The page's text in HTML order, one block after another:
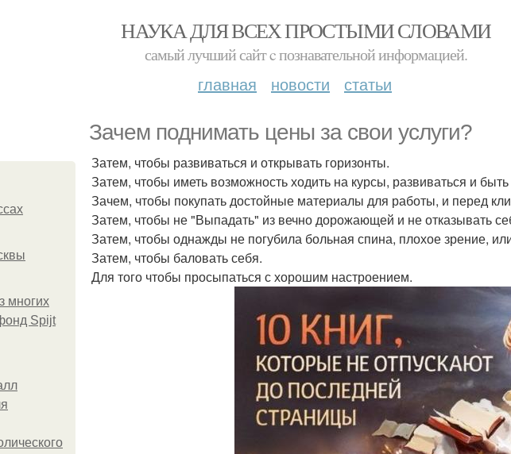
НАУКА ДЛЯ ВСЕХ ПРОСТЫМИ СЛОВАМИ
самый лучший сайт c познавательной информацией.
главная новости статьи
Зачем поднимать цены за свои услуги?
многих
Spijt
Затем, чтобы развиваться и открывать горизонты.
Затем, чтобы иметь возможность ходить на курсы, развиваться и
Зачем, чтобы покупать достойные материалы для работы, и перед
Затем, чтобы не "Выпадать" из вечно дорожающей и не отказывать
Затем, чтобы однажды не погубила больная спина, плохое зрение,
Затем, чтобы баловать себя.
Для того чтобы просыпаться с хорошим настроением.